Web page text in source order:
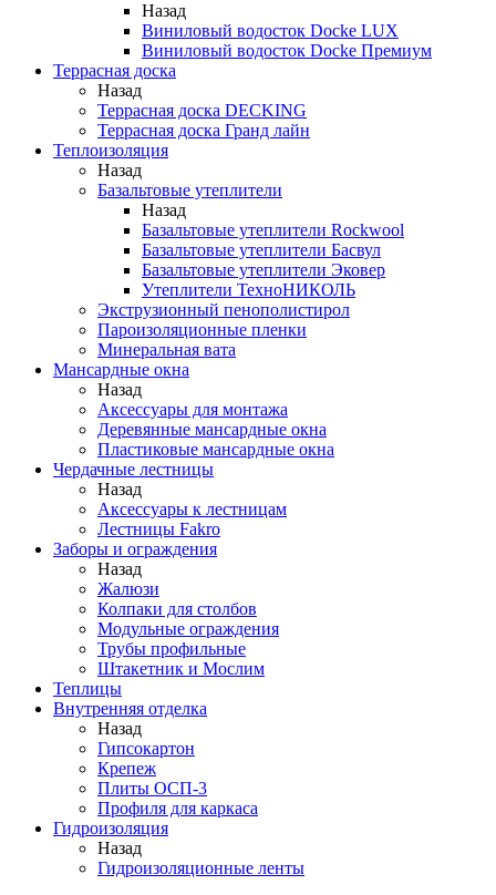
Назад
Виниловый водосток Docke LUX
Виниловый водосток Docke Премиум
Террасная доска
Назад
Террасная доска DECKING
Террасная доска Гранд лайн
Теплоизоляция
Назад
Базальтовые утеплители
Назад
Базальтовые утеплители Rockwool
Базальтовые утеплители Басвул
Базальтовые утеплители Эковер
Утеплители ТехноНИКОЛЬ
Экструзионный пенополистирол
Пароизоляционные пленки
Минеральная вата
Мансардные окна
Назад
Аксессуары для монтажа
Деревянные мансардные окна
Пластиковые мансардные окна
Чердачные лестницы
Назад
Аксессуары к лестницам
Лестницы Fakro
Заборы и ограждения
Назад
Жалюзи
Колпаки для столбов
Модульные ограждения
Трубы профильные
Штакетник и Мослим
Теплицы
Внутренняя отделка
Назад
Гипсокартон
Крепеж
Плиты ОСП-3
Профиля для каркаса
Гидроизоляция
Назад
Гидроизоляционные ленты